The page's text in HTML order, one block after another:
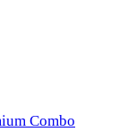
Combo